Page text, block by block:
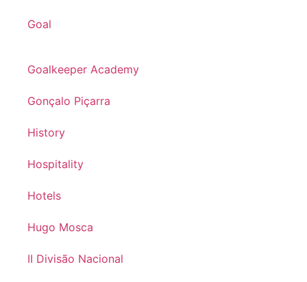
Goal
Goalkeeper Academy
Gonçalo Piçarra
History
Hospitality
Hotels
Hugo Mosca
II Divisão Nacional